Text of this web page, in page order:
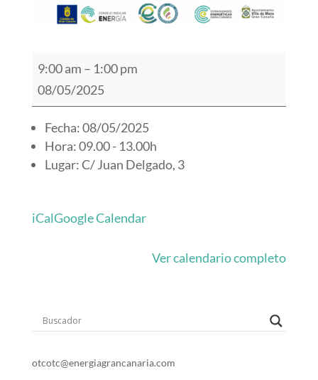
Oficina
itinerante
de
Transformación
Comunitaria
-
9:00 am – 1:00 pm
08/05/2025
Fecha: 08/05/2025
Hora: 09.00 - 13.00h
Lugar: C/ Juan Delgado, 3
iCalGoogle Calendar
Ver calendario completo
otcotc@energiagrancanaria.com